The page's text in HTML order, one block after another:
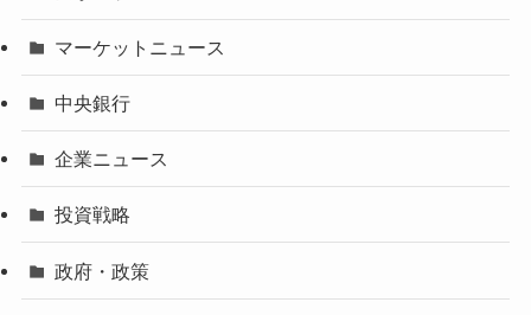
マーケットニュース
中央銀行
企業ニュース
投資戦略
政府・政策